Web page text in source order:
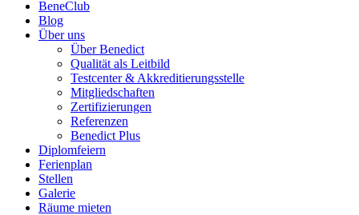
BeneClub
Blog
Über uns
Über Benedict
Qualität als Leitbild
Testcenter & Akkreditierungsstelle
Mitgliedschaften
Zertifizierungen
Referenzen
Benedict Plus
Diplomfeiern
Ferienplan
Stellen
Galerie
Räume mieten